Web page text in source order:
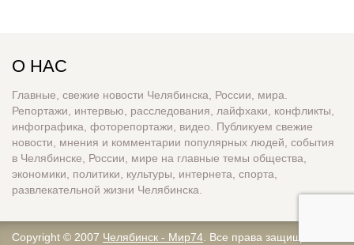
О НАС
Главные, свежие новости Челябинска, России, мира.
Репортажи, интервью, расследования, лайфхаки, конфликты,
инфографика, фоторепортажи, видео. Публикуем свежие
новости, мнения и комментарии популярных людей, события
в Челябинске, России, мире на главные темы общества,
экономики, политики, культуры, интернета, спорта,
развлекательной жизни Челябинска.
Copyright © 2007 Челябинск - Мир74 . Все права защищены.